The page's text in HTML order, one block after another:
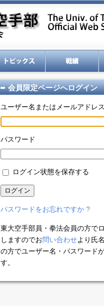
会員限定ページへログイン
ユーザー名またはメールアドレ
パスワード
ログイン状態を保存する
ログイン
パスワードをお忘れですか ?
東大空手部員・拳法会員の方で
しますのでお問い合わせより氏
の方でユーザー名・パスワード
す。